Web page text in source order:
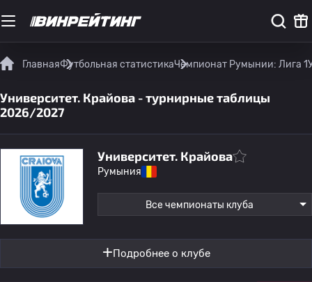
ГлавнаяФутбольная статистикаЧемпионат Румынии: Лига 1
Университет. Крайова - турнирные таблицы
2026/2027
Университет. Крайова
Румыния
Все чемпионаты клуба
Подробнее о клубе